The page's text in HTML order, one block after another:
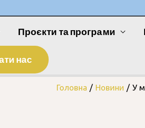
Проєкти та програми
нас
Головна Новини У